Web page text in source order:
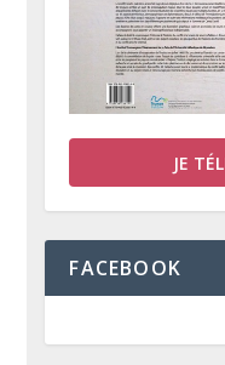
JE
FACEBOOK